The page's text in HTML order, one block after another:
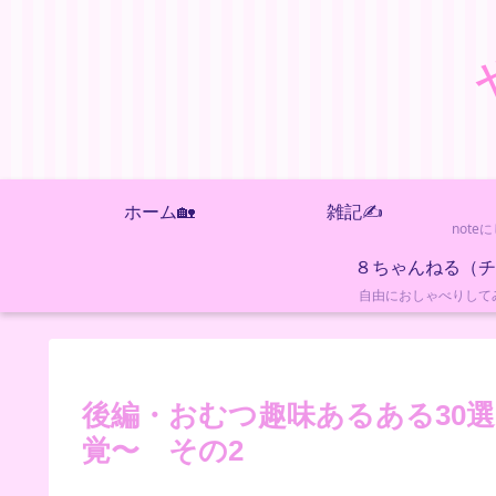
ホーム🏡 雑記✍️
自由におしゃべりして
後編・おむつ趣味あるある30
覚〜 その2